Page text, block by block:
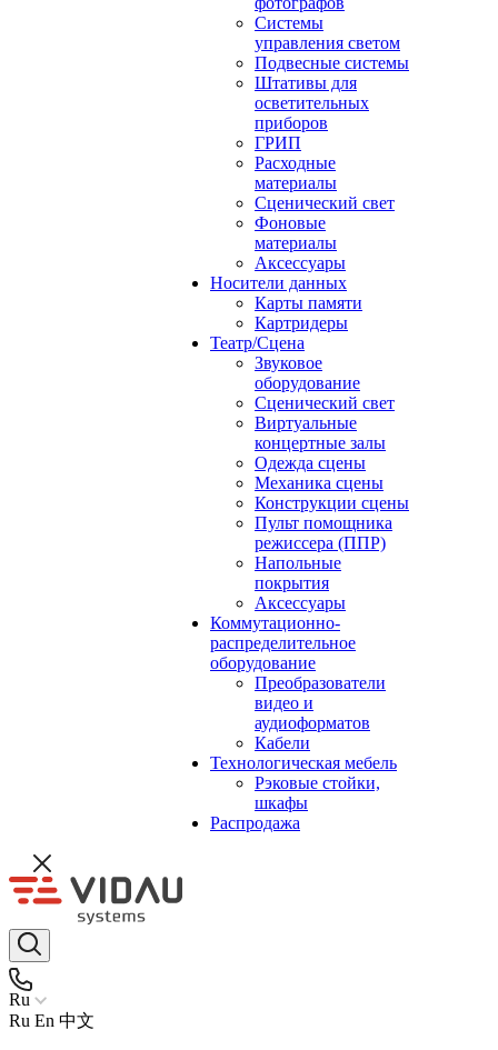
Системы
управления светом
Подвесные системы
Штативы для
осветительных
приборов
ГРИП
Расходные
материалы
Сценический свет
Фоновые
материалы
Аксессуары
Носители данных
Карты памяти
Картридеры
Театр/Сцена
Звуковое
оборудование
Сценический свет
Виртуальные
концертные залы
Одежда сцены
Механика сцены
Конструкции сцены
Пульт помощника
режиссера (ППР)
Напольные
покрытия
Аксессуары
Коммутационно-
распределительное
оборудование
Преобразователи
видео и
аудиоформатов
Кабели
Технологическая мебель
Рэковые стойки,
шкафы
Распродажа
Ru
Ru En 中文